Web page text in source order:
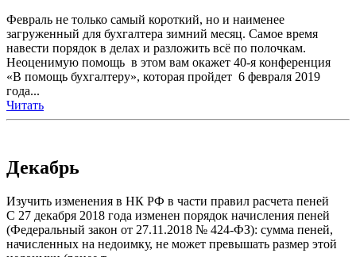
Февраль не только самый короткий, но и наименее
загруженный для бухгалтера зимний месяц. Самое время
навести порядок в делах и разложить всё по полочкам.
Неоценимую помощь в этом вам окажет 40-я конференция
«В помощь бухгалтеру», которая пройдет 6 февраля 2019
года...
Читать
Декабрь
Изучить изменения в НК РФ в части правил расчета пеней
С 27 декабря 2018 года изменен порядок начисления пеней
(Федеральный закон от 27.11.2018 № 424-ФЗ): сумма пеней,
начисленных на недоимку, не может превышать размер этой